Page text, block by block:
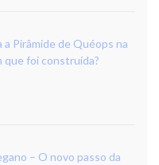
a Pirâmide de Quéops na
que foi construída?
– O novo passo da